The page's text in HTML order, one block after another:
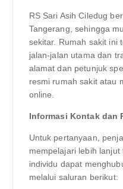
RS Sari Asih Ciledug
Tangerang, sehingga
sekitar. Rumah sakit ini
jalan-jalan utama dan
alamat dan petunjuk
resmi rumah sakit atau
online.
Informasi Kontak dan
Untuk pertanyaan,
mempelajari lebih
individu dapat
melalui saluran berikut: